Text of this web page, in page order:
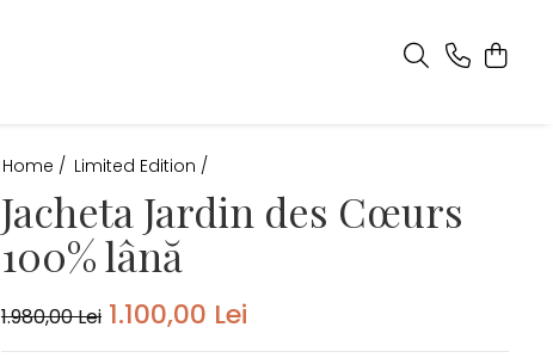
Home / Limited Edition /
Jacheta Jardin des Cœurs
100% lână
1.980,00 Lei 1.100,00 Lei